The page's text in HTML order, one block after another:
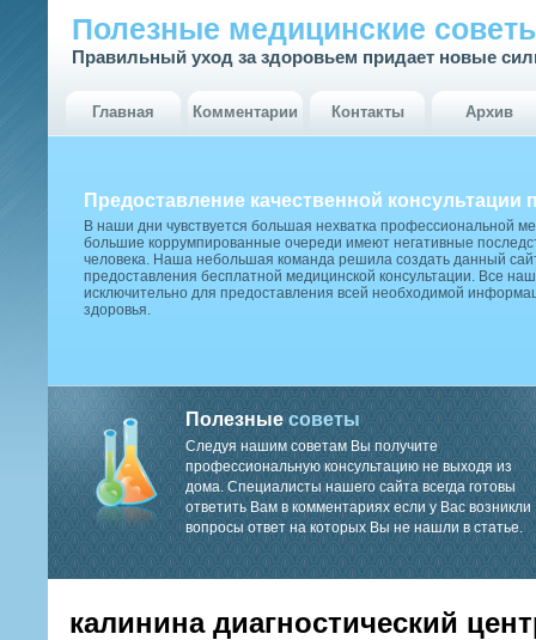
Полезные медицинские
Правильный уход за здоровьем придает новые
Главная Комментарии Контакты Архив
Предоставление качественной консультации
В наши дни чувствуется большая нехватка профессиональной
большие коррумпированные очереди имеют негативные
человека. Наша небольшая команда решила создать данный
предоставления бесплатной медицинской консультации. Все
исключительно для предоставления всей необходимой
здоровья.
Полезныесоветы
Следуя нашим советам Вы получите
профессиональную консультацию не выходя из
дома. Специалисты нашего сайта всегда готовы
ответить Вам в комментариях если у Вас возникли
вопросы ответ на которых Вы не нашли в статье.
калинина диагностический